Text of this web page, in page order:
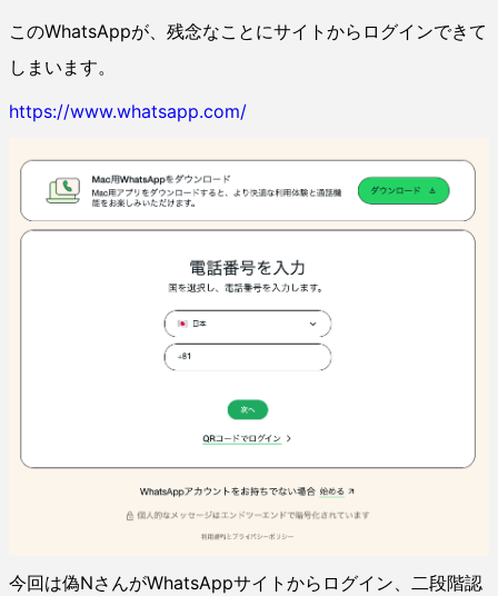
このWhatsAppが、残念なことにサイトからログインできて
しまいます。
https://www.whatsapp.com/
今回は偽NさんがWhatsAppサイトからログイン、二段階認